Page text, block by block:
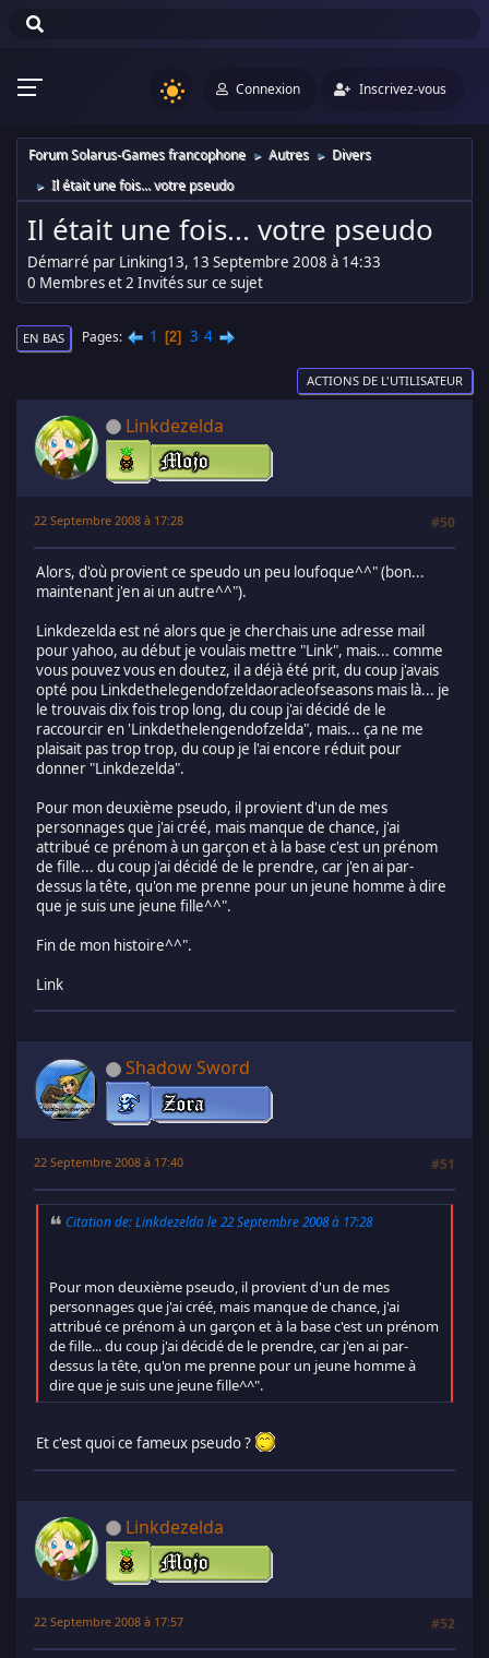
Connexion Inscrivez-vous
Forum Solarus-Games francophone ► Autres ► Divers
► Il était une fois... votre pseudo
Il était une fois... votre pseudo
Démarré par Linking13, 13 Septembre 2008 à 14:33
0 Membres et 2 Invités sur ce sujet
EN BAS Pages 1 2 3 4
ACTIONS DE L'UTILISATEUR
Linkdezelda
22 Septembre 2008 à 17:28 #50
Alors, d'où provient ce speudo un peu loufoque^^" (bon...
maintenant j'en ai un autre^^").
Linkdezelda est né alors que je cherchais une adresse mail
pour yahoo, au début je voulais mettre "Link", mais... comme
vous pouvez vous en doutez, il a déjà été prit, du coup j'avais
opté pou Linkdethelegendofzeldaoracleofseasons mais là... je
le trouvais dix fois trop long, du coup j'ai décidé de le
raccourcir en 'Linkdethelengendofzelda", mais... ça ne me
plaisait pas trop trop, du coup je l'ai encore réduit pour
donner "Linkdezelda".
Pour mon deuxième pseudo, il provient d'un de mes
personnages que j'ai créé, mais manque de chance, j'ai
attribué ce prénom à un garçon et à la base c'est un prénom
de fille... du coup j'ai décidé de le prendre, car j'en ai par-
dessus la tête, qu'on me prenne pour un jeune homme à dire
que je suis une jeune fille^^".
Fin de mon histoire^^".
Link
Shadow Sword
22 Septembre 2008 à 17:40 #51
Citation de: Linkdezelda le 22 Septembre 2008 à 17:28
Pour mon deuxième pseudo, il provient d'un de mes
personnages que j'ai créé, mais manque de chance, j'ai
attribué ce prénom à un garçon et à la base c'est un prénom
de fille... du coup j'ai décidé de le prendre, car j'en ai par-
dessus la tête, qu'on me prenne pour un jeune homme à
dire que je suis une jeune fille^^".
Et c'est quoi ce fameux pseudo ?
Linkdezelda
22 Septembre 2008 à 17:57 #52